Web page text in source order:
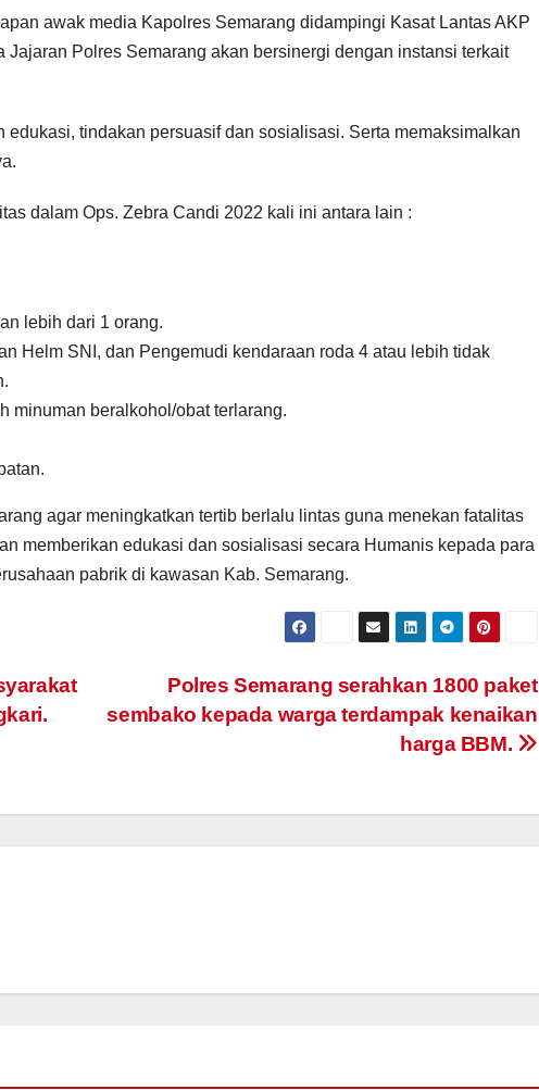
awak media Kapolres Semarang didampingi Kasat Lantas AKP
Polres Semarang akan bersinergi dengan instansi terkait
tindakan persuasif dan sosialisasi. Serta memaksimalkan
dalam Ops. Zebra Candi 2022 kali ini antara lain :
lebih dari 1 orang.
Helm SNI, dan Pengemudi kendaraan roda 4 atau lebih tidak
minuman beralkohol/obat terlarang.
agar meningkatkan tertib berlalu lintas guna menekan fatalitas
memberikan edukasi dan sosialisasi secara Humanis kepada para
pabrik di kawasan Kab. Semarang.
Polres Semarang serahkan 1800 paket
sembako kepada warga terdampak kenaikan
harga BBM.